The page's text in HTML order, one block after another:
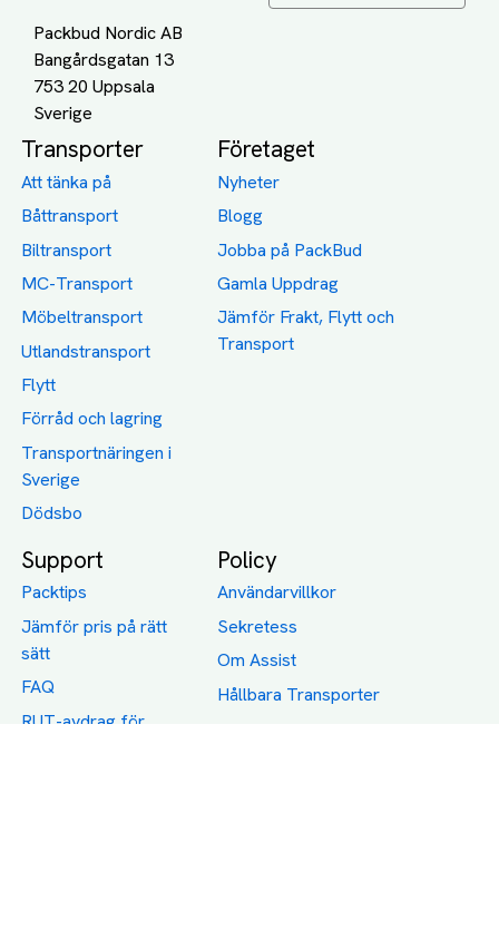
Packbud Nordic AB
Bangårdsgatan 13
753 20 Uppsala
Transporter
Att tänka på
Båttransport
Biltransport
MC-Transport
Möbeltransport
Utlandstransport
Flytt
Förråd och lagring
Transportnäringen i
Sverige
Dödsbo
Företaget
Nyheter
Blogg
Jobba på PackBud
Gamla Uppdrag
Jämför Frakt, Flytt och
Transport
Support
Packtips
Jämför pris på rätt
sätt
FAQ
RUT-avdrag för
Policy
Användarvillkor
Sekretess
Om Assist
Hållbara Transporter